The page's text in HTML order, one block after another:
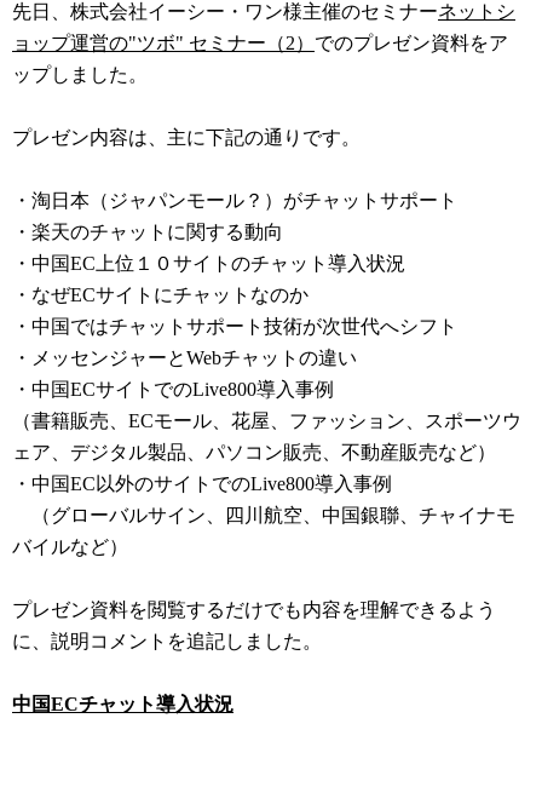
先日、株式会社イーシー・ワン様主催のセミナーネットシ
ョップ運営の"ツボ" セミナー（2） でのプレゼン資料をア
ップしました。
プレゼン内容は、主に下記の通りです。
・淘日本（ジャパンモール？）がチャットサポート
・楽天のチャットに関する動向
・中国EC上位１０サイトのチャット導入状況
・なぜECサイトにチャットなのか
・中国ではチャットサポート技術が次世代へシフト
・メッセンジャーとWebチャットの違い
・中国ECサイトでのLive800導入事例
（書籍販売、ECモール、花屋、ファッション、スポーツウ
ェア、デジタル製品、パソコン販売、不動産販売など）
・中国EC以外のサイトでのLive800導入事例
（グローバルサイン、四川航空、中国銀聯、チャイナモ
バイルなど）
プレゼン資料を閲覧するだけでも内容を理解できるよう
に、説明コメントを追記しました。
中国ECチャット導入状況